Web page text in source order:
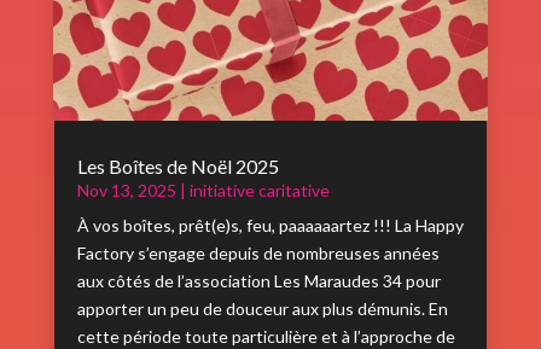
Les Boîtes de Noël 2025
Nov 13, 2025 | initiative caritative
À vos boîtes, prêt(e)s, feu, paaaaaartez !!! La Happy
Factory s’engage depuis de nombreuses années
aux côtés de l’association Les Maraudes 34 pour
apporter un peu de douceur aux plus démunis. En
cette période toute particulière et à l’approche de